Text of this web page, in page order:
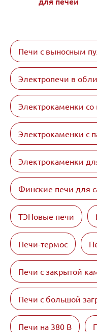
Печи с выносным
Электропечи в
Электрокаменки
Электрокаменки с
Электрокаменки
Финские печи для
ТЭНовые печи
Печи-термос
Печи с закрытой
Печи с большой
Печи на 380 В